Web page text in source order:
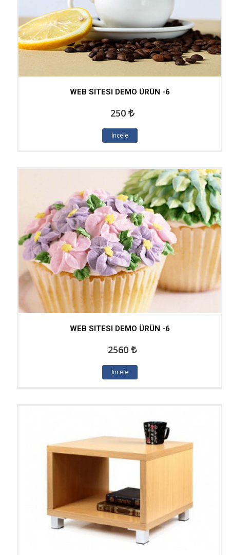
WEB SITESI DEMO ÜRÜN -6
250
İncele
WEB SITESI DEMO ÜRÜN -6
2560
İncele